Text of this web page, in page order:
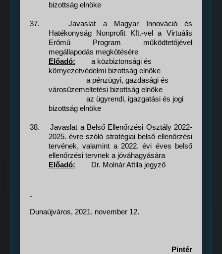
bizottság elnöke
37.
Javaslat a Magyar Innováció és
Hatékonyság Nonprofit Kft.-vel a Virtuális
Erőmű Program működtetőjével
megállapodás megkötésére
Előadó:
a közbiztonsági és
környezetvédelmi bizottság elnöke
a pénzügyi, gazdasági és
városüzemeltetési bizottság elnöke
az ügyrendi, igazgatási és jogi
bizottság elnöke
38.
Javaslat a Belső Ellenőrzési Osztály 2022-
2025. évre szóló stratégiai belső ellenőrzési
tervének, valamint a 2022. évi éves belső
ellenőrzési tervnek a jóváhagyására
Előadó:
Dr. Molnár Attila jegyző
Dunaújváros, 2021. november 12.
Pintér